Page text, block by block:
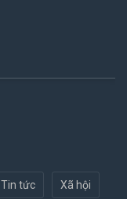
Tin tức Xã hội